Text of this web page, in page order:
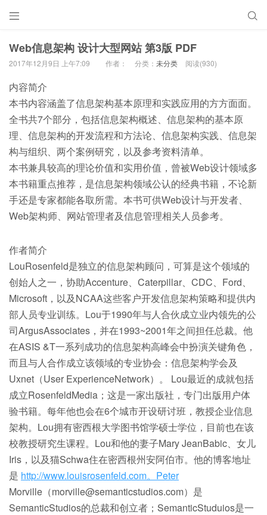
 
Web信息架构 设计大型网站 第3版 PDF
2017年12月9日 上午7:09 作者： 分类： 未分类 阅读(930)
内容简介
本书内容涵盖了信息架构基本原理和实践应用的方方面面。
全书共7个部分，包括信息架构概述、信息架构的基本原
理、信息架构的开发流程和方法论、信息架构实践、信息架
构与组织、两个案例研究，以及参考资料清单。
本书兼具较高的理论价值和实用价值，曾被Web设计领域多
本书籍重点推荐，是信息架构领域公认的经典书籍，不论新
手还是专家都能各取所需。本书可供Web设计与开发者、
Web架构师、网站管理者及信息管理相关人员参考。
作者简介
LouRosenfeld是独立的信息架构顾问，可算是这个领域的
创始人之一，协助Accenture、Caterpillar、CDC、Ford、
Microsoft，以及NCAA这些客户开发信息架构策略和提供内
部人员专业训练。Lou于1990年与人合伙成立业内领先的公
司ArgusAssociates，并在1993~2001年之间担任总裁。他
在ASIS &T一系列成功的信息架构高峰会中扮演关键角色，
而且与人合作成立该领域的专业协会：信息架构学会及
Uxnet（User ExperienceNetwork）。 Lou最近的成就包括
成立RosenfeldMedia；这是一家出版社，专门出版用户体
验书籍。每年他也会在6个城市开设研讨班，教授企业信息
架构。Lou拥有密西根大学图书馆学硕士学位，目前也在该
校教授研究生课程。Lou和他的妻子Mary JeanBabic、女儿
Iris，以及猫Schwa住在密西根州安阿伯市。他的博客地址
是 http://www.louisrosenfeld.com。Peter
Morville（morville@semanticstudios.com）是
SemanticStudios的总裁和创立者；SemanticStuduios是一